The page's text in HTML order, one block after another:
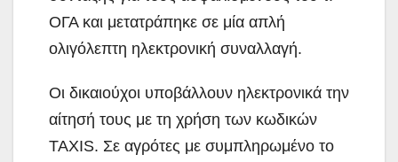
ΟΓΑ και μετατράπηκε σε μία απλή
ολιγόλεπτη ηλεκτρονική συναλλαγή.
Οι δικαιούχοι υποβάλλουν ηλεκτρονικά την
αίτησή τους με τη χρήση των κωδικών
TAXIS. Σε αγρότες με συμπληρωμένο το